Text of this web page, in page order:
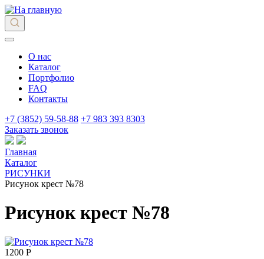
О нас
Каталог
Портфолио
FAQ
Контакты
+7 (3852) 59-58-88 +7 983 393 8303
Заказать звонок
Главная
Каталог
РИСУНКИ
Рисунок крест №78
Рисунок крест №78
1200 Р